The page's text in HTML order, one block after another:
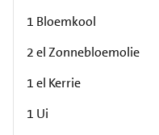
1 Bloemkool
2 el Zonnebloemolie
1 el Kerrie
1 Ui